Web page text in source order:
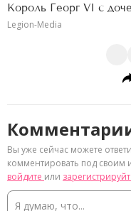
Король Георг VI с
Legion-Media
Вы уже сейчас можете
комментировать под своим
войдите или